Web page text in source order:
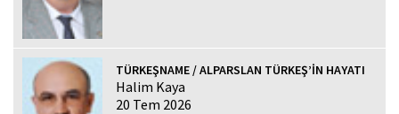
TÜRKEŞNAME / ALPARSLAN TÜRKEŞ’İN HAYATI
Halim Kaya
20 Tem 2026